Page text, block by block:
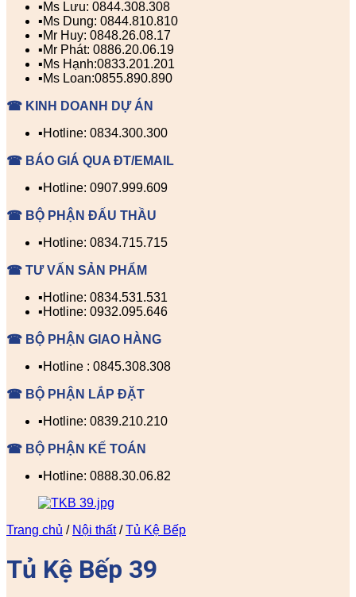
▪️Ms Lưu: 0844.308.308
▪️Ms Dung: 0844.810.810
▪️Mr Huy: 0848.26.08.17
▪️Mr Phát: 0886.20.06.19
▪️Ms Hạnh:0833.201.201
▪️Ms Loan:0855.890.890
☎ KINH DOANH DỰ ÁN
▪️Hotline: 0834.300.300
☎ BÁO GIÁ QUA ĐT/EMAIL
▪️Hotline: 0907.999.609
☎ BỘ PHẬN ĐẤU THẦU
▪️Hotline: 0834.715.715
☎ TƯ VẤN SẢN PHẨM
▪️Hotline: 0834.531.531
▪️Hotline: 0932.095.646
☎ BỘ PHẬN GIAO HÀNG
▪️Hotline : 0845.308.308
☎ BỘ PHẬN LẮP ĐẶT
▪️Hotline: 0839.210.210
☎ BỘ PHẬN KẾ TOÁN
▪️Hotline: 0888.30.06.82
Trang chủ / Nội thất / Tủ Kệ Bếp
Tủ Kệ Bếp 39